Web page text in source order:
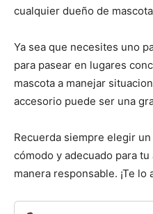
cualquier dueño de
Ya sea que necesites uno
para pasear en lugares
mascota a manejar
accesorio puede ser una
Recuerda siempre elegir un
cómodo y adecuado para
manera responsable. ¡Te lo